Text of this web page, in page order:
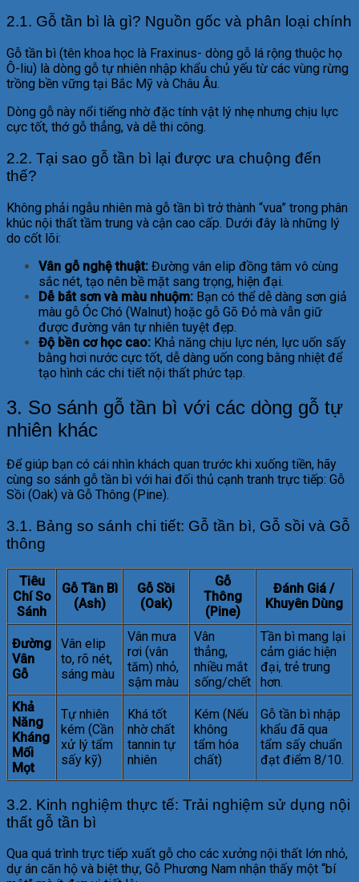
2.1. Gỗ tần bì là gì? Nguồn gốc và phân loại chính
Gỗ tần bì (tên khoa học là Fraxinus- dòng gỗ lá rộng thuộc họ
Ô-liu) là dòng gỗ tự nhiên nhập khẩu chủ yếu từ các vùng rừng
trồng bền vững tại Bắc Mỹ và Châu Âu.
Dòng gỗ này nổi tiếng nhờ đặc tính vật lý nhẹ nhưng chịu lực
cực tốt, thớ gỗ thẳng, và dễ thi công.
2.2. Tại sao gỗ tần bì lại được ưa chuộng đến
thế?
Không phải ngẫu nhiên mà gỗ tần bì trở thành “vua” trong phân
khúc nội thất tầm trung và cận cao cấp. Dưới đây là những lý
do cốt lõi:
Vân gỗ nghệ thuật: Đường vân elip đồng tâm vô cùng
sắc nét, tạo nên bề mặt sang trọng, hiện đại.
Dễ bắt sơn và màu nhuộm: Bạn có thể dễ dàng sơn giả
màu gỗ Óc Chó (Walnut) hoặc gỗ Gõ Đỏ mà vẫn giữ
được đường vân tự nhiên tuyệt đẹp.
Độ bền cơ học cao: Khả năng chịu lực nén, lực uốn sấy
bằng hơi nước cực tốt, dễ dàng uốn cong bằng nhiệt để
tạo hình các chi tiết nội thất phức tạp.
3. So sánh gỗ tần bì với các dòng gỗ tự
nhiên khác
Để giúp bạn có cái nhìn khách quan trước khi xuống tiền, hãy
cùng so sánh gỗ tần bì với hai đối thủ cạnh tranh trực tiếp: Gỗ
Sồi (Oak) và Gỗ Thông (Pine).
3.1. Bảng so sánh chi tiết: Gỗ tần bì, Gỗ sồi và Gỗ
thông
Tiêu
Chí So
Sánh
Gỗ Tần Bì
(Ash)
Gỗ Sồi
(Oak)
Gỗ
Thông
(Pine)
Đánh Giá /
Khuyên Dùng
Đường
Vân
Gỗ
Vân elip
to, rõ nét,
sáng màu
Vân mưa
rơi (vân
tăm) nhỏ,
sậm màu
Vân
thẳng,
nhiều mắt
sống/chết
Tần bì mang lại
cảm giác hiện
đại, trẻ trung
hơn.
Khả
Năng
Kháng
Mối
Mọt
Tự nhiên
kém (Cần
xử lý tẩm
sấy kỹ)
Khá tốt
nhờ chất
tannin tự
nhiên
Kém (Nếu
không
tẩm hóa
chất)
Gỗ tần bì nhập
khẩu đã qua
tẩm sấy chuẩn
đạt điểm 8/10.
3.2. Kinh nghiệm thực tế: Trải nghiệm sử dụng nội
thất gỗ tần bì
Qua quá trình trực tiếp xuất gỗ cho các xưởng nội thất lớn nhỏ,
dự án căn hộ và biệt thự, Gỗ Phương Nam nhận thấy một “bí